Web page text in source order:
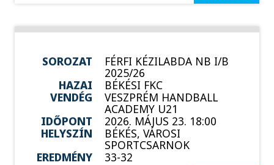
SOROZAT FÉRFI KÉZILABDA NB I/B
2025/26
HAZAI
BÉKÉSI FKC
VENDÉG
VESZPRÉM HANDBALL
ACADEMY U21
IDŐPONT
2026. MÁJUS 23. 18:00
HELYSZÍN
BÉKÉS, VÁROSI
SPORTCSARNOK
EREDMÉNY
33-32